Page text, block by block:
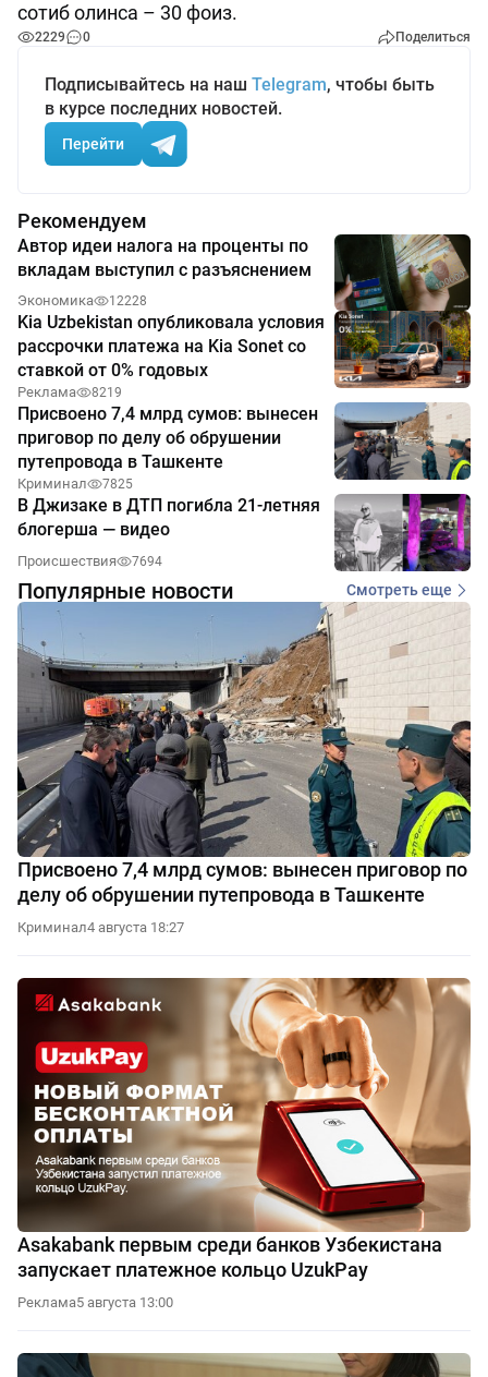
сотиб олинса – 30 фоиз.
2229 0 Поделиться
Подписывайтесь на наш Telegram, чтобы быть
в курсе последних новостей.
Перейти
Рекомендуем
Автор идеи налога на проценты по
вкладам выступил с разъяснением
Экономика 12228
Kia Uzbekistan опубликовала условия
рассрочки платежа на Kia Sonet со
ставкой от 0% годовых
Реклама 8219
Присвоено 7,4 млрд сумов: вынесен
приговор по делу об обрушении
путепровода в Ташкенте
Криминал 7825
В Джизаке в ДТП погибла 21-летняя
блогерша — видео
Происшествия 7694
Популярные новости Смотреть еще
Присвоено 7,4 млрд сумов: вынесен приговор по
делу об обрушении путепровода в Ташкенте
Криминал4 августа 18:27
Asakabank первым среди банков Узбекистана
запускает платежное кольцо UzukPay
Реклама5 августа 13:00